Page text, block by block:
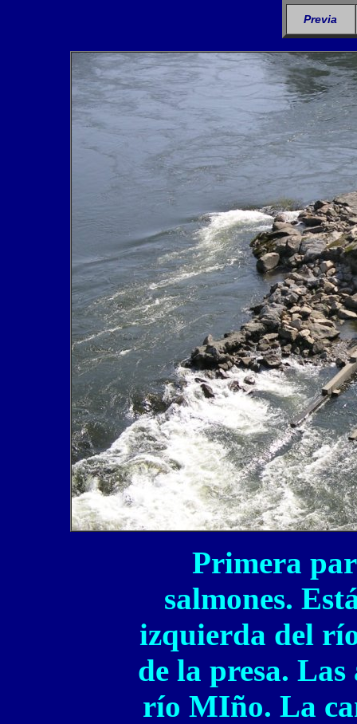
Previa
Primera
salmones.
izquierda del
de la presa. Las
río MIño. La